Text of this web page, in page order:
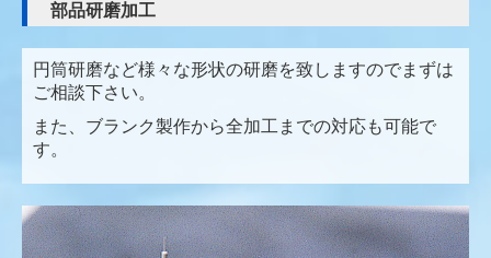
部品研磨加工
円筒研磨など様々な形状の研磨を致しますのでまずは
ご相談下さい。
また、ブランク製作から全加工までの対応も可能で
す。